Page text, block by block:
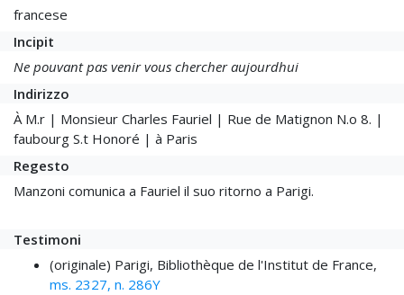
francese
Incipit
Ne pouvant pas venir vous chercher aujourdhui
Indirizzo
À M.r | Monsieur Charles Fauriel | Rue de Matignon N.o 8. |
faubourg S.t Honoré | à Paris
Regesto
Manzoni comunica a Fauriel il suo ritorno a Parigi.
Testimoni
(originale) Parigi, Bibliothèque de l'Institut de France,
ms. 2327, n. 286Y